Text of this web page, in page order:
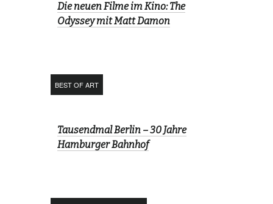
Die neuen Filme im Kino: The
Odyssey mit Matt Damon
BEST OF ART
Tausendmal Berlin – 30 Jahre
Hamburger Bahnhof